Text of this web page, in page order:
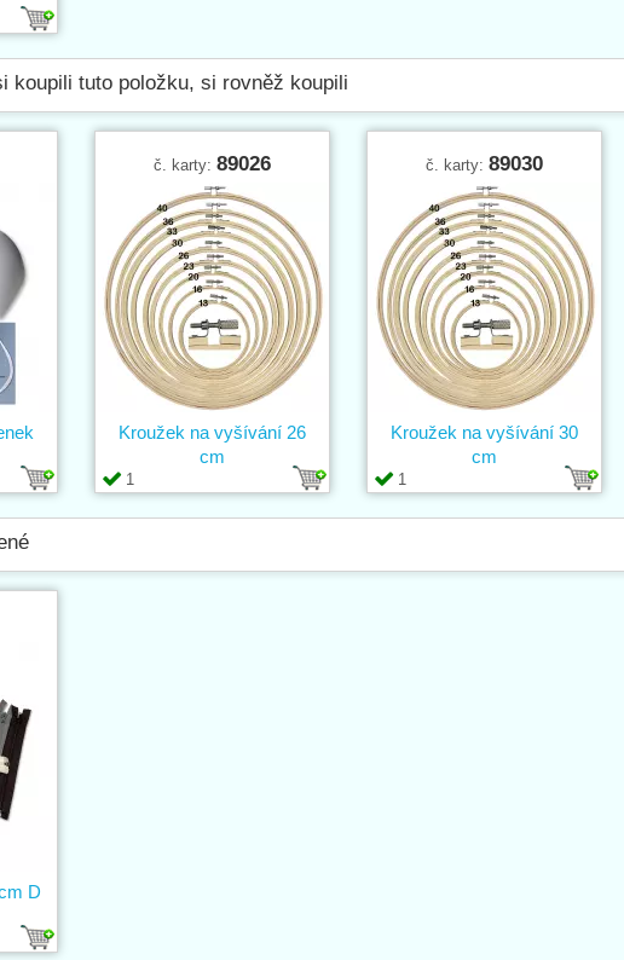
koupili tuto položku, si rovněž koupili
č. karty: 89026
1
Kroužek na vyšívání 26
cm
č. karty: 89030
1
Kroužek na vyšívání 30
cm
D